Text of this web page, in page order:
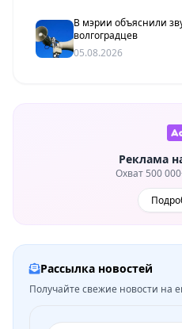
В мэрии объяснили
волгоградцев
05.08.2026
Реклама
Охват 500
Рассылка новостей
Получайте свежие новости на